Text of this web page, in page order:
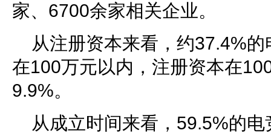
家、6700余家相关企业。
从注册资本来看，约37.4%
在100万元以内，注册资本在
9.9%。
从成立时间来看，59.5%的